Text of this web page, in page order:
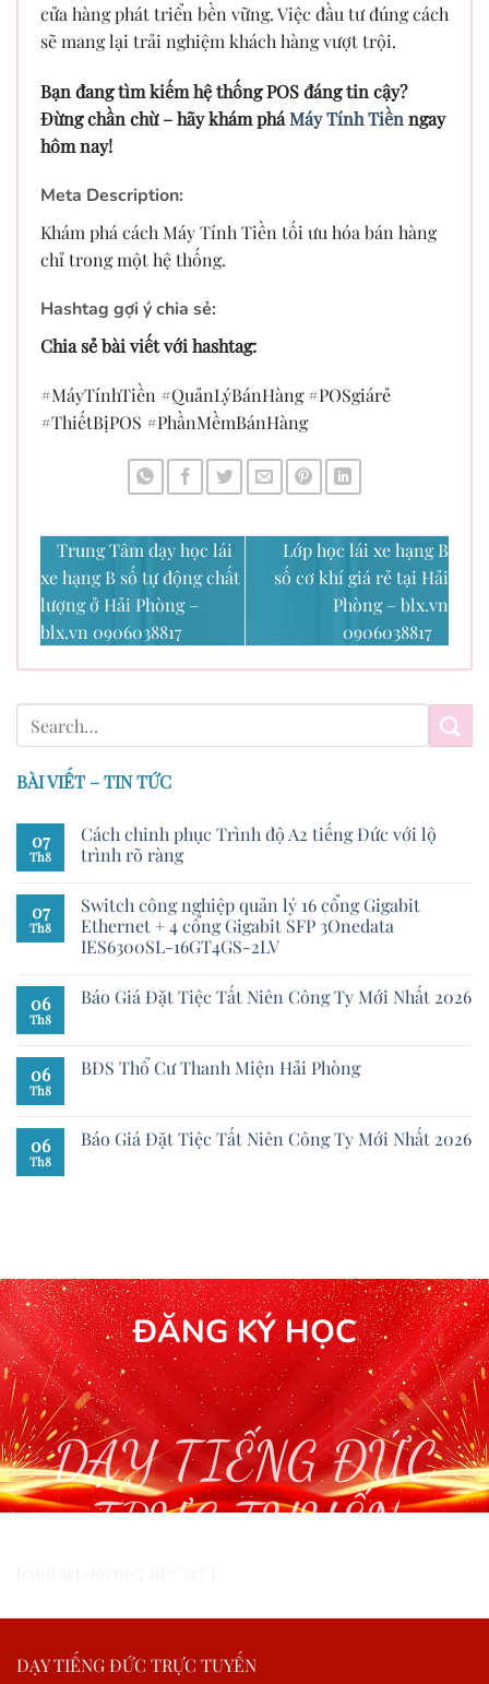
cửa hàng phát triển bền vững. Việc đầu tư đúng cách
sẽ mang lại trải nghiệm khách hàng vượt trội.
Bạn đang tìm kiếm hệ thống POS đáng tin cậy?
Đừng chần chừ – hãy khám pháMáy Tính Tiền ngay
hôm nay!
Meta Description:
Khám phá cách Máy Tính Tiền tối ưu hóa bán hàng
chỉ trong một hệ thống.
Hashtag gợi ý chia sẻ:
Chia sẻ bài viết với hashtag:
#MáyTínhTiền #QuảnLýBánHàng #POSgiárẻ
#ThiếtBịPOS #PhầnMềmBánHàng
Trung Tâm dạy học lái
xe hạng B số tự động chất
lượng ở Hải Phòng –
blx.vn 0906038817
Lớp học lái xe hạng B
số cơ khí giá rẻ tại Hải
Phòng – blx.vn
0906038817
BÀI VIẾT – TIN TỨC
07
Th8
Cách chinh phục Trình độ A2 tiếng Đức với lộ
trình rõ ràng
07
Th8
Switch công nghiệp quản lý 16 cổng Gigabit
Ethernet + 4 cổng Gigabit SFP 3Onedata
IES6300SL-16GT4GS-2LV
06
Th8
Báo Giá Đặt Tiệc Tất Niên Công Ty Mới Nhất 2026
06
Th8
BĐS Thổ Cư Thanh Miện Hải Phòng
06
Th8
Báo Giá Đặt Tiệc Tất Niên Công Ty Mới Nhất 2026
ĐĂNG KÝ HỌC
DẠY TIẾNG ĐỨC
TRỰC TUYẾN
DẠY TIẾNG ĐỨC TRỰC TUYẾN